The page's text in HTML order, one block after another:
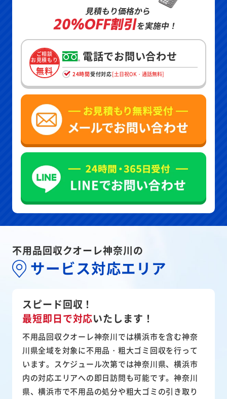
見積もり価格から
20%OFF割引を実施中！
ご相談
お見積もり
無料
電話でお問い合わせ
24時間受付対応[土日祝OK・通話無料]
不用品回収クオーレ神奈川の
サービス対応エリア
スピード回収！
最短即日で対応いたします！
不用品回収クオーレ神奈川では横浜市を含む神奈
川県全域を対象に不用品・粗大ゴミ回収を行って
います。スケジュール次第では神奈川県、横浜市
内の対応エリアへの即日訪問も可能です。神奈川
県、横浜市で不用品の処分や粗大ゴミの引き取り